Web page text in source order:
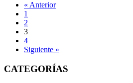
« Anterior
1
2
3
4
Siguiente »
CATEGORÍAS